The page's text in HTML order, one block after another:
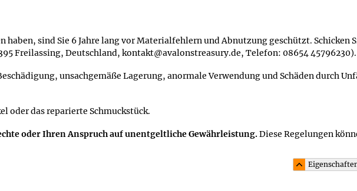
sind Sie 6 Jahre lang vor Materialfehlern und Abnutzung geschützt. Schicken
Freilassing, Deutschland, kontakt@avalonstreasury.de, Telefon: 08654 45796230).
unsachgemäße Lagerung, anormale Verwendung und Schäden durch
oder das reparierte Schmuckstück.
oder Ihren Anspruch auf unentgeltliche Gewährleistung.Diese Regelungen